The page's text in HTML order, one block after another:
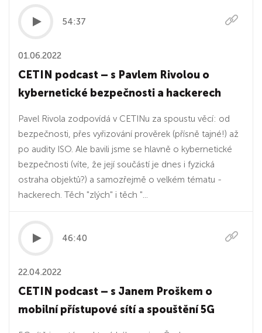
54:37
01.06.2022
CETIN podcast – s Pavlem Rivolou o
kybernetické bezpečnosti a hackerech
Pavel Rivola zodpovídá v CETINu za spoustu věcí: od
bezpečnosti, přes vyřizování prověrek (přísně tajné!) až
po audity ISO. Ale bavili jsme se hlavně o kybernetické
bezpečnosti (víte, že její součástí je dnes i fyzická
ostraha objektů?) a samozřejmě o velkém tématu -
hackerech. Těch "zlých" i těch "...
46:40
22.04.2022
CETIN podcast – s Janem Proškem o
mobilní přístupové sítí a spouštění 5G